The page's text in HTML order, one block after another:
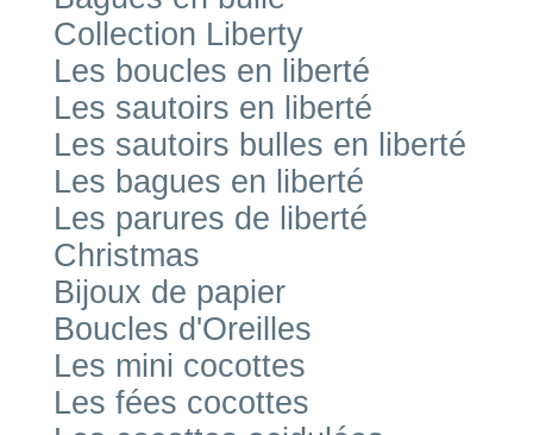
Collection Liberty
Les boucles en liberté
Les sautoirs en liberté
Les sautoirs bulles en liberté
Les bagues en liberté
Les parures de liberté
Christmas
Bijoux de papier
Boucles d'Oreilles
Les mini cocottes
Les fées cocottes